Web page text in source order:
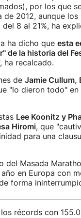
por los que
2012, aunque
8 al 21%, ha
ha dicho que esta
de la historia del
ha recalcado.
de Jamie Cullum,
"lo dieron todo" en
Lee Koonitz y
Hiromi, que
para una
del Masada
en Europa con
forma
récords con